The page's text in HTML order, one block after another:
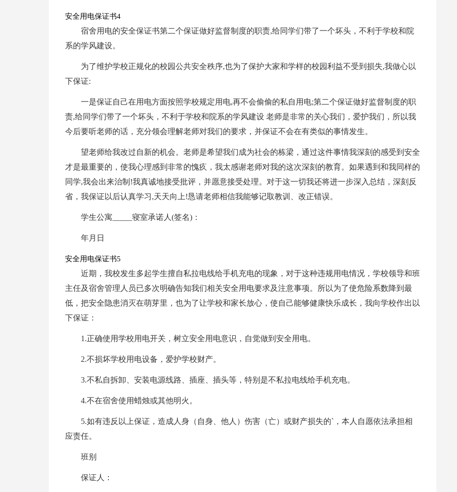
安全用电保证书4
宿舍用电的安全保证书第二个保证做好监督制度的职责,给同学们带了一个坏头，不利于学校和院
系的学风建设。
为了维护学校正规化的校园公共安全秩序,也为了保护大家和学样的校园利益不受到损失,我做心以
下保证:
一是保证自己在用电方面按照学校规定用电,再不会偷偷的私自用电;第二个保证做好监督制度的职
责,给同学们带了一个坏头，不利于学校和院系的学风建设 老师是非常的关心我们，爱护我们，所以我
今后要听老师的话，充分领会理解老师对我们的要求，并保证不会在有类似的事情发生。
望老师给我改过自新的机会。老师是希望我们成为社会的栋梁，通过这件事情我深刻的感受到安全
才是最重要的，使我心理感到非常的愧疚，我太感谢老师对我的这次深刻的教育。如果遇到和我同样的
同学,我会出来治制!我真诚地接受批评，并愿意接受处理。对于这一切我还将进一步深入总结，深刻反
省，我保证以后认真学习,天天向上!恳请老师相信我能够记取教训、改正错误。
学生公寓_____寝室承诺人(签名)：
年月日
安全用电保证书5
近期，我校发生多起学生擅自私拉电线给手机充电的现象，对于这种违规用电情况，学校领导和班
主任及宿舍管理人员已多次明确告知我们相关安全用电要求及注意事项。所以为了使危险系数降到最
低，把安全隐患消灭在萌芽里，也为了让学校和家长放心，使自己能够健康快乐成长，我向学校作出以
下保证：
1.正确使用学校用电开关，树立安全用电意识，自觉做到安全用电。
2.不损坏学校用电设备，爱护学校财产。
3.不私自拆卸、安装电源线路、插座、插头等，特别是不私拉电线给手机充电。
4.不在宿舍使用蜡烛或其他明火。
5.如有违反以上保证，造成人身（自身、他人）伤害（亡）或财产损失的`，本人自愿依法承担相
应责任。
班别
保证人：